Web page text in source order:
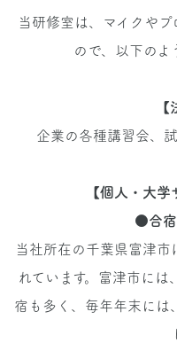
当研修室は、マイクや
ので、以下のよ
【
企業の各種講習会、
【個人・大学
●合宿
当社所在の千葉県富津市
れています。富津市に
宿も多く、毎年年末には